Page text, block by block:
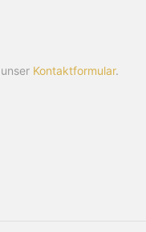
Kontaktformular.